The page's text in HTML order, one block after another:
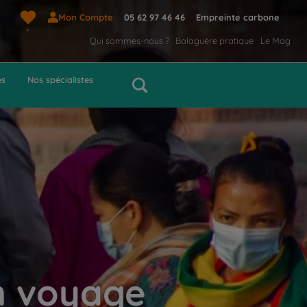
Mon Compte 05 62 97 46 46 Empreinte carbone
Qui sommes-nous ? Balaguère pratique Le Mag
Nos spécialistes
voyage